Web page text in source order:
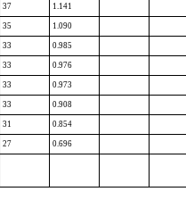
37 1.141
35 1.090
33 0.985
33 0.976
33 0.973
33 0.908
31 0.854
27 0.696